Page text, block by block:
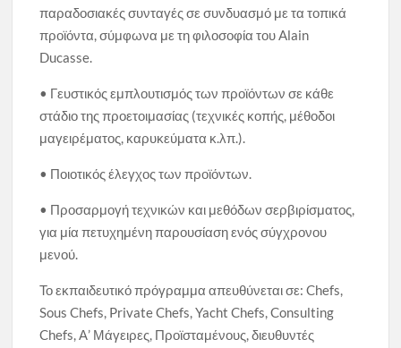
παραδοσιακές συνταγές σε συνδυασμό με τα τοπικά
προϊόντα, σύμφωνα με τη φιλοσοφία του Alain
Ducasse.
• Γευστικός εμπλουτισμός των προϊόντων σε κάθε
στάδιο της προετοιμασίας (τεχνικές κοπής, μέθοδοι
μαγειρέματος, καρυκεύματα κ.λπ.).
• Ποιοτικός έλεγχος των προϊόντων.
• Προσαρμογή τεχνικών και μεθόδων σερβιρίσματος,
για μία πετυχημένη παρουσίαση ενός σύγχρονου
μενού.
Το εκπαιδευτικό πρόγραμμα απευθύνεται σε: Chefs,
Sous Chefs, Private Chefs, Yacht Chefs, Consulting
Chefs, Α’ Μάγειρες, Προϊσταμένους, διευθυντές